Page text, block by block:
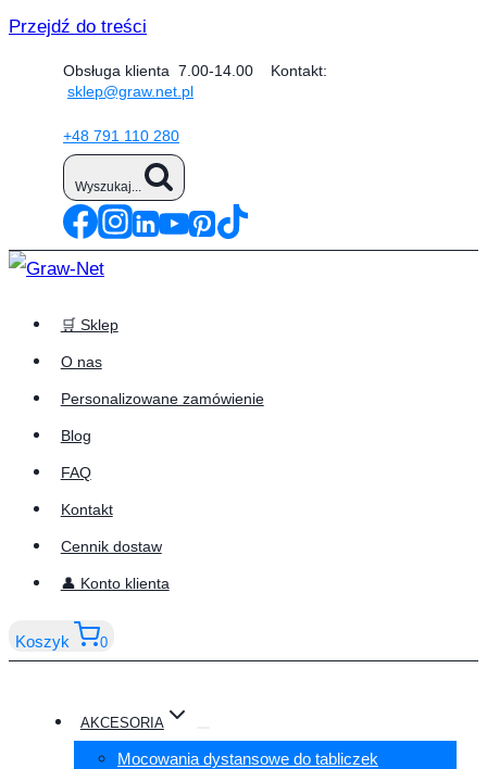
Przejdź do treści
Obsługa klienta 7.00-14.00 Kontakt:
sklep@graw.net.pl
+48 791 110 280
Wyszukaj...
🛒 Sklep
O nas
Personalizowane zamówienie
Blog
FAQ
Kontakt
Cennik dostaw
👤 Konto klienta
Koszyk 0
AKCESORIA
Mocowania dystansowe do tabliczek